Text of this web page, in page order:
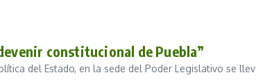
constitucional de Puebla”
del Estado, en la sede del Poder Legislativo se